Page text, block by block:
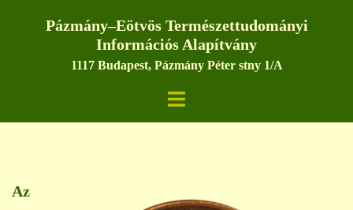
Pázmány–Eötvös Természettudományi
Információs Alapítvány
1117 Budapest, Pázmány Péter stny 1/A
Toggle
Az